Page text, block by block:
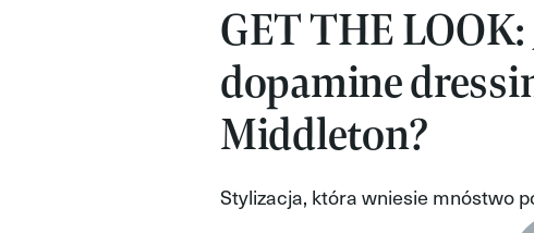
GET THE
dopamine
Middleton?
Stylizacja, która wniesie mnóstwo